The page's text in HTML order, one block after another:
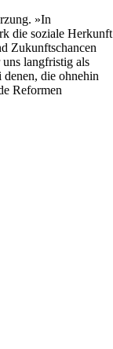
»In
die soziale Herkunft
Zukunftschancen
langfristig als
die ohnehin
Reformen